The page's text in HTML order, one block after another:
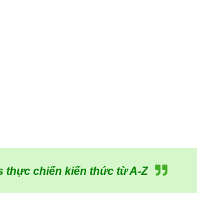
thực chiến kiến thức từ A-Z